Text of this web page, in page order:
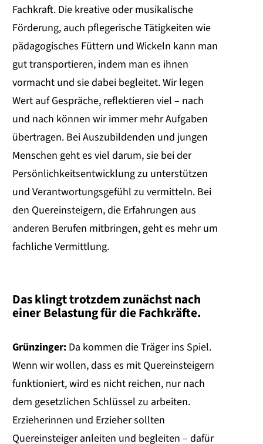
Fachkraft. Die kreative oder musikalische
Förderung, auch pflegerische Tätigkeiten wie
pädagogisches Füttern und Wickeln kann man
gut transportieren, indem man es ihnen
vormacht und sie dabei begleitet. Wir legen
Wert auf Gespräche, reflektieren viel – nach
und nach können wir immer mehr Aufgaben
übertragen. Bei Auszubildenden und jungen
Menschen geht es viel darum, sie bei der
Persönlichkeitsentwicklung zu unterstützen
und Verantwortungsgefühl zu vermitteln. Bei
den Quereinsteigern, die Erfahrungen aus
anderen Berufen mitbringen, geht es mehr um
fachliche Vermittlung.
Das klingt trotzdem zunächst nach
einer Belastung für die Fachkräfte.
Grünzinger: Da kommen die Träger ins Spiel.
Wenn wir wollen, dass es mit Quereinsteigern
funktioniert, wird es nicht reichen, nur nach
dem gesetzlichen Schlüssel zu arbeiten.
Erzieherinnen und Erzieher sollten
Quereinsteiger anleiten und begleiten – dafür